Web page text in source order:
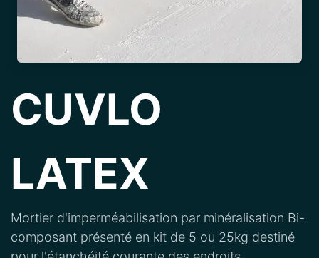
CUVLO
LATEX
Mortier d'imperméabilisation par minéralisation Bi-
composant présenté en kit de 5 ou 25kg destiné